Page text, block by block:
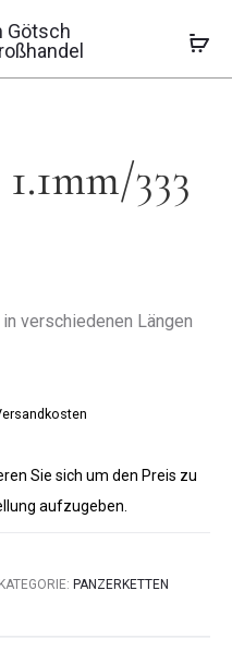
1.4MM/
Panzerkette
333
verschiedenen Längen
Sie sich um den Preis zu
aufzugeben.
KATEGORIE: PANZERKETTEN